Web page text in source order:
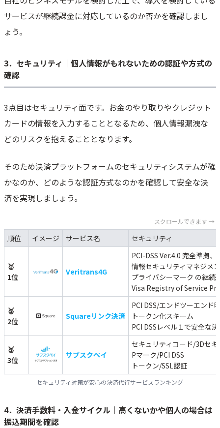
サービスが継続課金に対応しているのか否かを確認しまし
ょう。
3．セキュリティ｜個人情報がもれないための認証や方式の
確認
3点目はセキュリティ面です。お金のやり取りやクレジット
カードの情報を入力することとなるため、個人情報漏洩な
どのリスクを抱えることとなります。
そのため決済プラットフォームのセキュリティシステムが確
かなのか、どのような認証方式なのかを確認して安全な決
済を実現しましょう。
スクロールできます →
順位 イメージ サービス名 セキュリティ
🥇
1位
Veritrans4G
PCI-DSS Ver.4.0 完全準拠
情報セキュリティマネジメ
プライバシーマーク の継続
Visa Registry of Service
🥈
2位
Squareリンク決済
PCI DSS/エンドツーエンド
トークン化スキーム
PCI DSSレベル１で安全な
🥉
3位
サブスクペイ
セキュリティコード/3Dセキ
Pマーク/PCI DSS
トークン/SSL認証
セキュリティ対策が安心の決済代行サービスランキング
4．決済手数料・入金サイクル｜高くないかや個人の場合は
振込期間を確認